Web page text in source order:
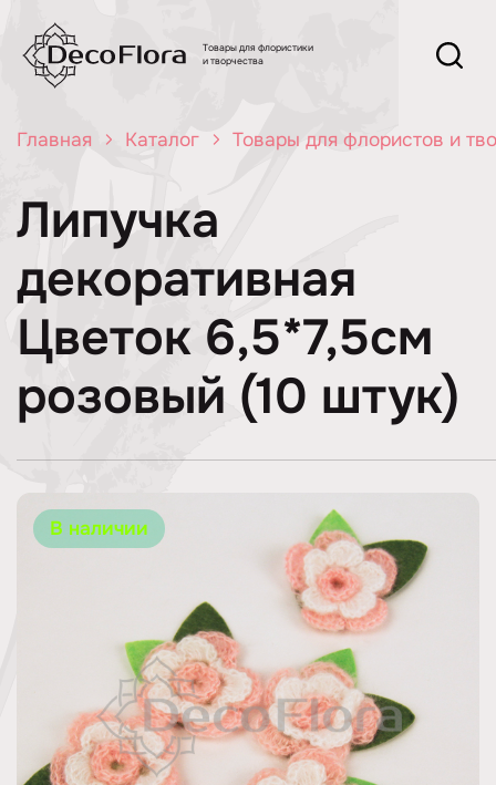
Товары для флористики
и творчества
Главная Каталог Товары для флористов и
Липучка
декоративная
Цветок 6,5*7,5см
розовый (10 штук)
В наличии